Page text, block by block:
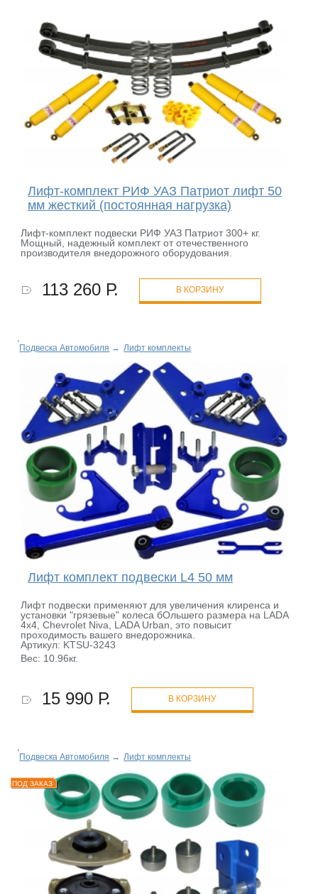
Лифт-комплект РИФ УАЗ Патриот лифт 50
мм жесткий (постоянная нагрузка)
Лифт-комплект подвески РИФ УАЗ Патриот 300+ кг.
Мощный, надежный комплект от отечественного
производителя внедорожного оборудования.
113 260 Р. В КОРЗИНУ
Подвеска Автомобиля → Лифт комплекты
Лифт комплект подвески L4 50 мм
Лифт подвески применяют для увеличения клиренса и
установки "грязевые" колеса бОльшего размера на LADA
4x4, Chevrolet Niva, LADA Urban, это повысит
проходимость вашего внедорожника.
Артикул: KTSU-3243
Вес: 10.96кг.
15 990 Р. В КОРЗИНУ
Подвеска Автомобиля → Лифт комплекты
ПОД ЗАКАЗ